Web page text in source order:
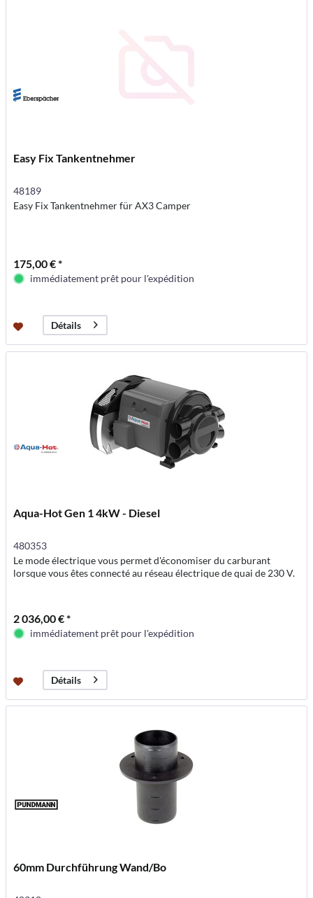
Easy Fix Tankentnehmer
48189
Easy Fix Tankentnehmer für AX3 Camper
175,00 € *
immédiatement prêt pour l'expédition
Détails
Aqua-Hot Gen 1 4kW - Diesel
480353
Le mode électrique vous permet d'économiser du carburant
lorsque vous êtes connecté au réseau électrique de quai de 230 V.
2 036,00 € *
immédiatement prêt pour l'expédition
Détails
60mm Durchführung Wand/Bo